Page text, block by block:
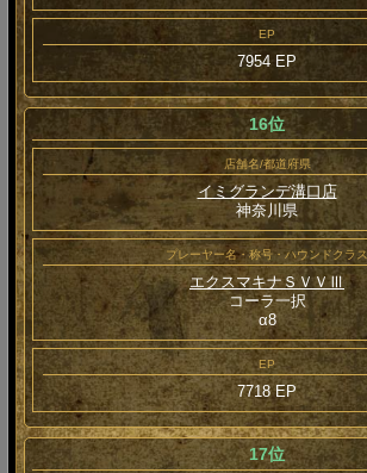
EP
7954 EP
16位
店舗名/都道府県
イミグランデ溝口店
神奈川県
プレーヤー名・称号・ハウンドクラス
エクスマキナＳＶＶⅢ
コーラ一択
α8
EP
7718 EP
17位